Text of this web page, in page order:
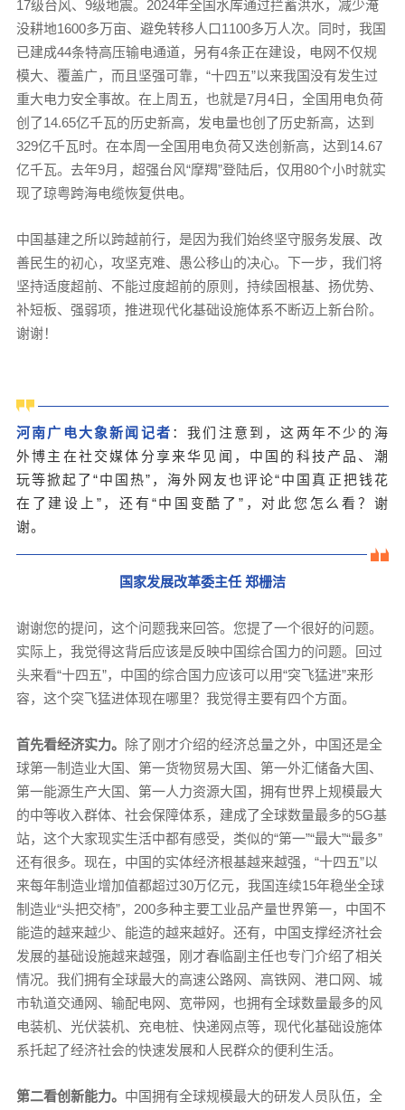
17级台风、9级地震。2024年全国水库通过拦蓄洪水，减少淹
没耕地1600多万亩、避免转移人口1100多万人次。同时，我国
已建成44条特高压输电通道，另有4条正在建设，电网不仅规
模大、覆盖广，而且坚强可靠，“十四五”以来我国没有发生过
重大电力安全事故。在上周五，也就是7月4日，全国用电负荷
创了14.65亿千瓦的历史新高，发电量也创了历史新高，达到
329亿千瓦时。在本周一全国用电负荷又迭创新高，达到14.67
亿千瓦。去年9月，超强台风“摩羯”登陆后，仅用80个小时就实
现了琼粤跨海电缆恢复供电。
中国基建之所以跨越前行，是因为我们始终坚守服务发展、改
善民生的初心，攻坚克难、愚公移山的决心。下一步，我们将
坚持适度超前、不能过度超前的原则，持续固根基、扬优势、
补短板、强弱项，推进现代化基础设施体系不断迈上新台阶。
谢谢！
河南广电大象新闻记者 ：我们注意到，这两年不少的海
外博主在社交媒体分享来华见闻，中国的科技产品、潮
玩等掀起了“中国热”，海外网友也评论“中国真正把钱花
在了建设上”，还有“中国变酷了”，对此您怎么看？谢
谢。
国家发展改革委主任 郑栅洁
谢谢您的提问，这个问题我来回答。您提了一个很好的问题。
实际上，我觉得这背后应该是反映中国综合国力的问题。回过
头来看“十四五”，中国的综合国力应该可以用“突飞猛进”来形
容，这个突飞猛进体现在哪里？我觉得主要有四个方面。
首先看经济实力。
除了刚才介绍的经济总量之外，中国还是全
球第一制造业大国、第一货物贸易大国、第一外汇储备大国、
第一能源生产大国、第一人力资源大国，拥有世界上规模最大
的中等收入群体、社会保障体系，建成了全球数量最多的5G基
站，这个大家现实生活中都有感受，类似的“第一”“最大”“最多”
还有很多。现在，中国的实体经济根基越来越强，“十四五”以
来每年制造业增加值都超过30万亿元，我国连续15年稳坐全球
制造业“头把交椅”，200多种主要工业品产量世界第一，中国不
能造的越来越少、能造的越来越好。还有，中国支撑经济社会
发展的基础设施越来越强，刚才春临副主任也专门介绍了相关
情况。我们拥有全球最大的高速公路网、高铁网、港口网、城
市轨道交通网、输配电网、宽带网，也拥有全球数量最多的风
电装机、光伏装机、充电桩、快递网点等，现代化基础设施体
系托起了经济社会的快速发展和人民群众的便利生活。
第二看创新能力。 中国拥有全球规模最大的研发人员队伍，全